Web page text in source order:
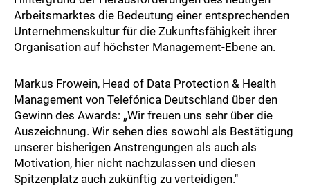
Arbeitsmarktes die Bedeutung einer entsprechenden
Unternehmenskultur für die Zukunftsfähigkeit ihrer
Organisation auf höchster Management-Ebene an.
Markus Frowein, Head of Data Protection & Health
Management von Telefónica Deutschland über den
Gewinn des Awards: „Wir freuen uns sehr über die
Auszeichnung. Wir sehen dies sowohl als Bestätigung
unserer bisherigen Anstrengungen als auch als
Motivation, hier nicht nachzulassen und diesen
Spitzenplatz auch zukünftig zu verteidigen."